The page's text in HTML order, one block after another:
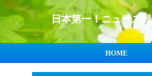
日本第一！ニュース録
HOME